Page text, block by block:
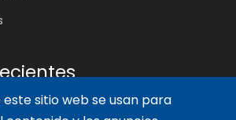
este sitio web se usan para
no cambian nada?